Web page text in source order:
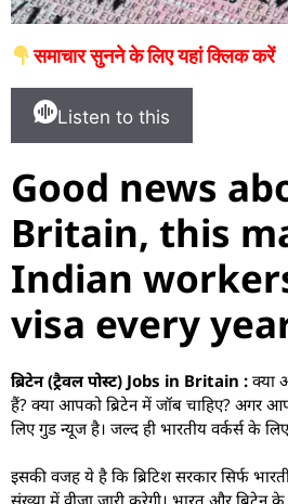
समाचार सुनने के लिए यहां क्लिक करें
Listen to this
Good news
Britain, this
Indian
visa every
ब्रिटेन (ट्रैवल पोस्ट) Jobs in Britain : क्या
हैं? क्या आपको ब्रिटेन में जॉब चाहिए? अगर
लिए गुड न्यूज है। जल्द ही भारतीय वर्कर्स के
इसकी वजह ये है कि ब्रिटिश सरकार सिर्फ